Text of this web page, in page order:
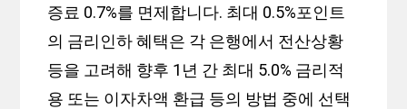
증료 0.7%를 면제합니다. 최대 0.5%포인트
의 금리인하 혜택은 각 은행에서 전산상황
등을 고려해 향후 1년 간 최대 5.0% 금리적
용 또는 이자차액 환급 등의 방법 중에 선택